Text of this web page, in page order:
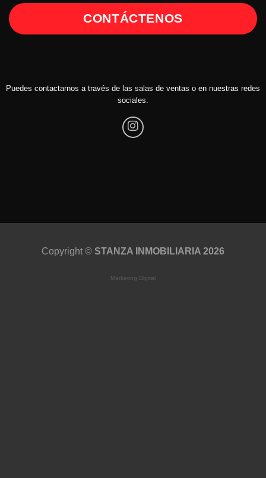
CONTÁCTENOS
Puedes contactarnos a través de las salas de ventas o en nuestras redes
sociales.
Copyright © STANZA INMOBILIARIA 2026
Marketing Digital